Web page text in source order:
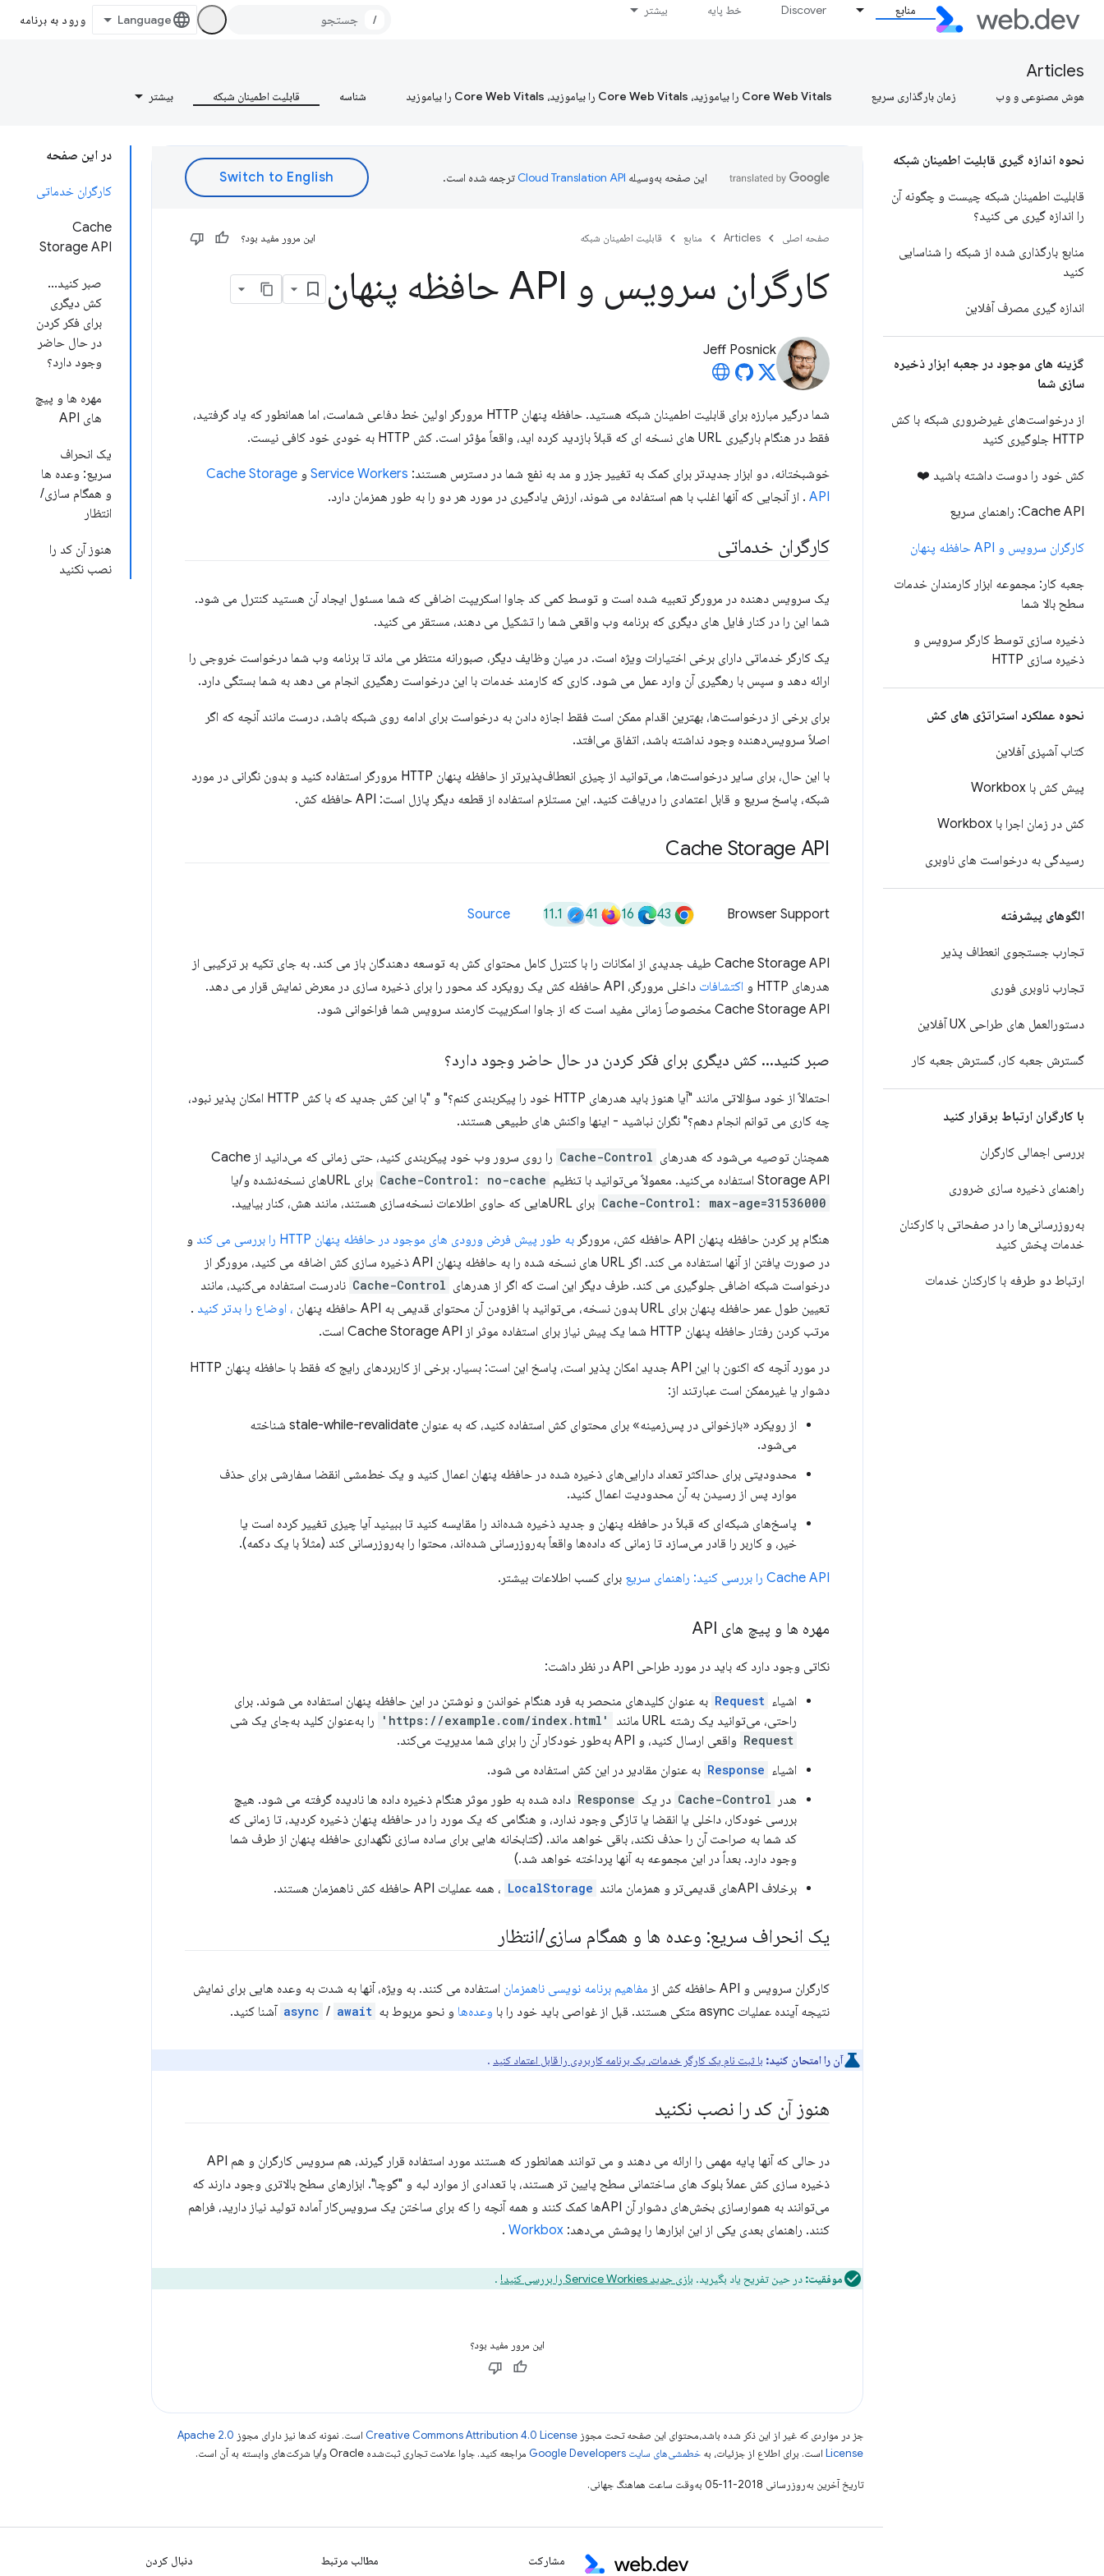
منابع Discover خط پایه بیشتر
/ ورود به برنامه
Articles
هوش مصنوعی و وب زمان بارگذاری سریع Core Web Vitals را بیاموزید، Core Web Vitals را بیاموزید، Core Web Vitals را بیاموزید شناسه قابلیت اطمینان شبکه بیشتر
نحوه اندازه گیری قابلیت اطمینان شبکه
قابلیت اطمینان شبکه چیست و چگونه آن
را اندازه گیری می کنید؟
منابع بارگذاری شده از شبکه را شناسایی
کنید
اندازه گیری مصرف آفلاین
گزینه های موجود در جعبه ابزار ذخیره
سازی شما
از درخواست‌های غیرضروری شبکه با کش
HTTP جلوگیری کنید
کش خود را دوست داشته باشید ❤️
Cache API: راهنمای سریع
کارگران سرویس و API حافظه پنهان
جعبه کار: مجموعه ابزار کارمندان خدمات
سطح بالا شما
ذخیره سازی توسط کارگر سرویس و
ذخیره سازی HTTP
نحوه عملکرد استراتژی های کش
کتاب آشپزی آفلاین
پیش کش با Workbox
کش در زمان اجرا با Workbox
رسیدگی به درخواست های ناوبری
الگوهای پیشرفته
تجارب جستجوی انعطاف پذیر
تجارب ناوبری فوری
دستورالعمل های طراحی UX آفلاین
گسترش جعبه کار، گسترش جعبه کار
با کارگران ارتباط برقرار کنید
بررسی اجمالی کارگران
راهنمای ذخیره سازی ضروری
به‌روزرسانی‌ها را در صفحاتی با کارکنان
خدمات پخش کنید
ارتباط دو طرفه با کارکنان خدمات
در این صفحه
کارگران خدماتی
Cache
Storage API
صبر کنید...
کش دیگری
برای فکر کردن
در حال حاضر
وجود دارد؟
مهره ها و پیچ
های API
یک انحراف
سریع: وعده ها
و همگام سازی/
انتظار
هنوز آن کد را
نصب نکنید
این صفحه به‌وسیله ترجمه شده است.
صفحه اصلی Articles منابع قابلیت اطمینان شبکه این مرور مفید بود؟
کارگران سرویس و API حافظه پنهان
Jeff Posnick
شما درگیر مبارزه برای قابلیت اطمینان شبکه هستید. حافظه پنهان HTTP مرورگر اولین خط دفاعی شماست، اما همانطور که یاد گرفتید،
فقط در هنگام بارگیری URL های نسخه ای که قبلاً بازدید کرده اید، واقعاً مؤثر است. کش HTTP به خودی خود کافی نیست.
خوشبختانه، دو ابزار جدیدتر برای کمک به تغییر جزر و مد به نفع شما در دسترس هستند: Service Workers و Cache Storage
API . از آنجایی که آنها اغلب با هم استفاده می شوند، ارزش یادگیری در مورد هر دو را به طور همزمان دارد.
کارگران خدماتی
یک سرویس دهنده در مرورگر تعبیه شده است و توسط کمی کد جاوا اسکریپت اضافی که شما مسئول ایجاد آن هستید کنترل می شود.
شما این را در کنار فایل های دیگری که برنامه وب واقعی شما را تشکیل می دهند، مستقر می کنید.
یک کارگر خدماتی دارای برخی اختیارات ویژه است. در میان وظایف دیگر، صبورانه منتظر می ماند تا برنامه وب شما درخواست خروجی را
ارائه دهد و سپس با رهگیری آن وارد عمل می شود. کاری که کارمند خدمات با این درخواست رهگیری انجام می دهد به شما بستگی دارد.
برای برخی از درخواست‌ها، بهترین اقدام ممکن است فقط اجازه دادن به درخواست برای ادامه روی شبکه باشد، درست مانند آنچه که اگر
اصلاً سرویس‌دهنده وجود نداشته باشد، اتفاق می‌افتد.
با این حال، برای سایر درخواست‌ها، می‌توانید از چیزی انعطاف‌پذیرتر از حافظه پنهان HTTP مرورگر استفاده کنید و بدون نگرانی در مورد
شبکه، پاسخ سریع و قابل اعتمادی را دریافت کنید. این مستلزم استفاده از قطعه دیگر پازل است: API حافظه کش.
Cache Storage API
Browser Support
43
16
41
11.1
Source
Cache Storage API طیف جدیدی از امکانات را با کنترل کامل محتوای کش به توسعه دهندگان باز می کند. به جای تکیه بر ترکیبی از
هدرهای HTTP و
اکتشافات
داخلی مرورگر، API حافظه کش یک رویکرد کد محور را برای ذخیره سازی در معرض نمایش قرار می دهد.
Cache Storage API مخصوصاً زمانی مفید است که از جاوا اسکریپت کارمند سرویس شما فراخوانی شود.
صبر کنید.
.
. کش دیگری برای فکر کردن در حال حاضر وجود دارد؟
احتمالاً از خود سؤالاتی مانند "آیا هنوز باید هدرهای HTTP خود را پیکربندی کنم؟" و "با این کش جدید که با کش HTTP امکان پذیر نبود،
چه کاری می توانم انجام دهم؟" نگران نباشید - اینها واکنش های طبیعی هستند.
همچنان توصیه می‌شود که هدرهای Cache-Control
را روی سرور وب خود پیکربندی کنید، حتی زمانی که می‌دانید از Cache
Storage API استفاده می‌کنید. معمولاً می‌توانید با تنظیم
Cache-Control: no-cache برای URL‌های نسخه‌نشده و/یا
Cache-Control: max-age=31536000 برای URL‌هایی که حاوی اطلاعات نسخه‌سازی هستند، مانند هش، کنار بیایید.
هنگام پر کردن حافظه پنهان API حافظه کش، مرورگر به طور پیش فرض ورودی های موجود در حافظه پنهان HTTP را بررسی می کند
و
در صورت یافتن از آنها استفاده می کند. اگر URL های نسخه شده را به حافظه پنهان API ذخیره سازی کش اضافه می کنید، مرورگر از
درخواست شبکه اضافی جلوگیری می کند. طرف دیگر این است که اگر از هدرهای Cache-Control نادرست استفاده می‌کنید، مانند
تعیین طول عمر حافظه پنهان برای URL بدون نسخه، می‌توانید با افزودن آن محتوای قدیمی به API حافظه پنهان
، اوضاع را بدتر کنید .
مرتب کردن رفتار حافظه پنهان HTTP شما یک پیش نیاز برای استفاده موثر از Cache Storage API است.
در مورد آنچه که اکنون با این API جدید امکان پذیر است، پاسخ این است: بسیار. برخی از کاربردهای رایج که فقط با حافظه پنهان HTTP
دشوار یا غیرممکن است عبارتند از:
از رویکرد «بازخوانی در پس‌زمینه» برای محتوای کش استفاده کنید، که به عنوان stale-while-revalidate شناخته
می‌شود.
محدودیتی برای حداکثر تعداد دارایی‌های ذخیره شده در حافظه پنهان اعمال کنید و یک خط‌مشی انقضا سفارشی برای حذف
موارد پس از رسیدن به آن محدودیت اعمال کنید.
پاسخ‌های شبکه‌ای که قبلاً در حافظه پنهان و جدید ذخیره شده‌اند را مقایسه کنید تا ببینید آیا چیزی تغییر کرده است یا
خیر، و کاربر را قادر می‌سازد تا زمانی که داده‌ها واقعاً به‌روزرسانی شده‌اند، محتوا را به‌روزرسانی کند (مثلاً با یک دکمه).
Cache API را بررسی کنید: راهنمای سریع برای کسب اطلاعات بیشتر.
مهره ها و پیچ های API
نکاتی وجود دارد که باید در مورد طراحی API در نظر داشت:
اشیاء Request به عنوان کلیدهای منحصر به فرد هنگام خواندن و نوشتن در این حافظه پنهان استفاده می شوند. برای
راحتی، می‌توانید یک رشته URL مانند
'https://example.com/index.html' را به‌عنوان کلید به‌جای یک شی
Request واقعی ارسال کنید، و API به‌طور خودکار آن را برای شما مدیریت می‌کند.
اشیاء Response به عنوان مقادیر در این کش استفاده می شود.
هدر
Cache-Control در یک Response داده شده به طور موثر هنگام ذخیره داده ها نادیده گرفته می شود. هیچ
بررسی خودکار، داخلی یا انقضا یا تازگی وجود ندارد، و هنگامی که یک مورد را در حافظه پنهان ذخیره کردید، تا زمانی که
کد شما به صراحت آن را حذف نکند، باقی خواهد ماند. (کتابخانه هایی برای ساده سازی نگهداری حافظه پنهان از طرف شما
وجود دارد. بعداً در این مجموعه به آنها پرداخته خواهد شد.)
برخلاف APIهای قدیمی‌تر و همزمان مانند
LocalStorage ، همه عملیات API حافظه کش ناهمزمان هستند.
یک انحراف سریع: وعده ها و همگام سازی/انتظار
کارگران سرویس و API حافظه کش از مفاهیم برنامه نویسی ناهمزمان استفاده می کنند. به ویژه، آنها به شدت به وعده هایی برای نمایش
نتیجه آینده عملیات async متکی هستند. قبل از غواصی باید خود را با
وعده‌ها و نحو مربوط به async / await آشنا کنید.
آن را امتحان کنید: با ثبت نام یک کارگر خدمات، یک برنامه کاربردی را قابل اعتماد کنید .
هنوز آن کد را نصب نکنید
در حالی که آنها پایه مهمی را ارائه می دهند و می توانند همانطور که هستند مورد استفاده قرار گیرند، هم سرویس کارگران و هم API
ذخیره سازی کش عملاً بلوک های ساختمانی سطح پایین تر هستند، با تعدادی از موارد لبه و "گوچا". ابزارهای سطح بالاتری وجود دارند که
می‌توانند به هموارسازی بخش‌های دشوار آن APIها کمک کنند و همه آنچه را که برای ساختن یک سرویس‌کار آماده تولید نیاز دارید، فراهم
کنند. راهنمای بعدی یکی از این ابزارها را پوشش می‌دهد: Workbox
.
موفقیت: در حین تفریح ​​یاد بگیرید. بازی جدید Service Workies را بررسی کنید! .
این مرور مفید بود؟
جز در مواردی که غیر از این ذکر شده باشد،‌محتوای این صفحه تحت مجوز Creative Commons Attribution 4.0 License است. نمونه کدها نیز دارای مجوز Apache 2.0
License است. برای اطلاع از جزئیات، به خطمشی‌های سایت Google Developers‏ مراجعه کنید. جاوا علامت تجاری ثبت‌شده Oracle و/یا شرکت‌های وابسته به آن است.
تاریخ آخرین به‌روزرسانی 2018-11-05 به‌وقت ساعت هماهنگ جهانی.
مشارکت مطالب مرتبط دنبال کردن